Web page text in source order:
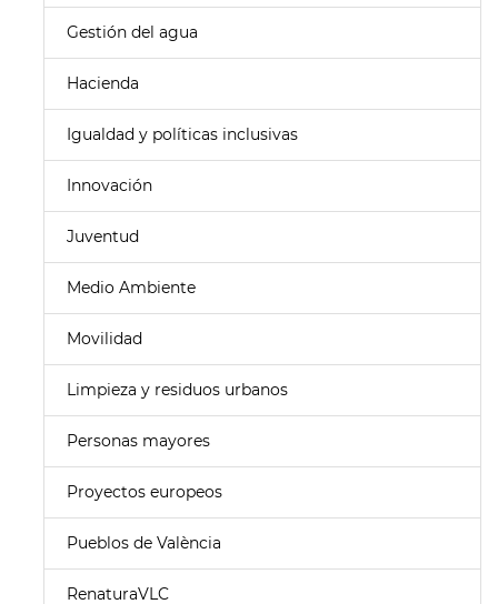
Gestión del agua
Hacienda
Igualdad y políticas inclusivas
Innovación
Juventud
Medio Ambiente
Movilidad
Limpieza y residuos urbanos
Personas mayores
Proyectos europeos
Pueblos de València
RenaturaVLC